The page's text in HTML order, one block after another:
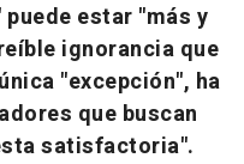
estar "más y
ignorancia que
"excepción", ha
que buscan
satisfactoria".